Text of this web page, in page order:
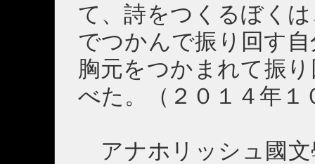
て、詩をつくるぼく
でつかんで振り回す
胸元をつかまれて振
べた。（２０１４年１
アナホリッシュ國文